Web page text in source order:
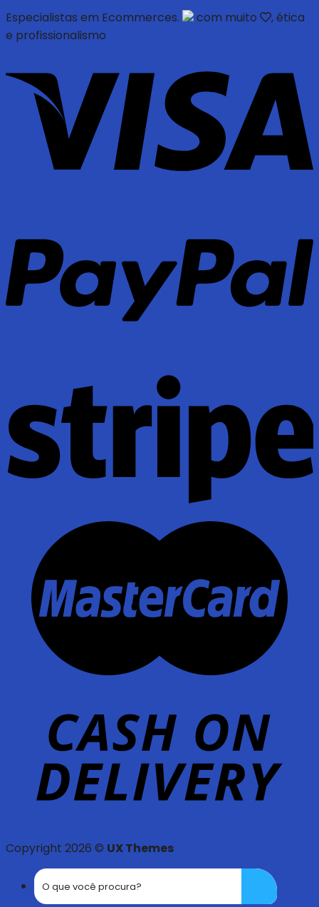
Especialistas em Ecommerces. com muito
, ética
e profissionalismo
Copyright 2026 © UX Themes